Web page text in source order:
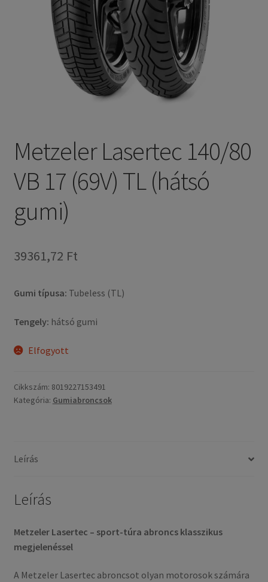
Metzeler Lasertec 140/80
VB 17 (69V) TL (hátsó
gumi)
39361,72 Ft
Gumi típusa: Tubeless (TL)
Tengely: hátsó gumi
Elfogyott
Cikkszám: 8019227153491
Kategória: Gumiabroncsok
Leírás
Leírás
Metzeler Lasertec – sport-túra abroncs klasszikus
megjelenéssel
A Metzeler Lasertec abroncsot olyan motorosok számára